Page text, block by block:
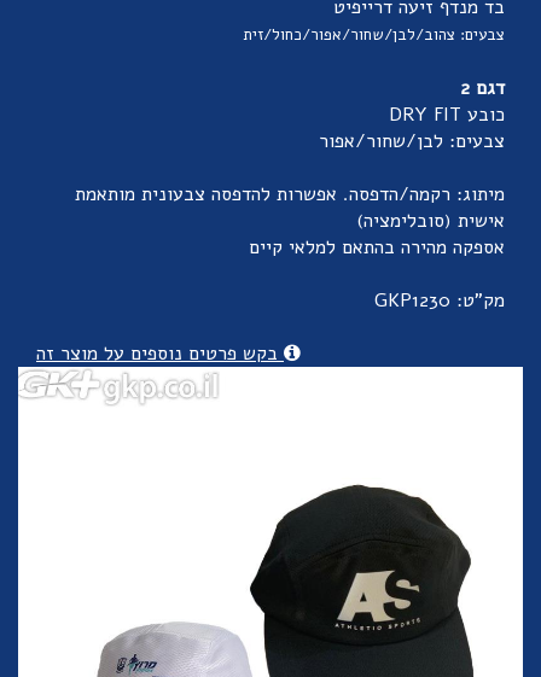
בד מנדף זיעה דרייפיט
צבעים: צהוב/לבן/שחור/אפור/כחול/זית
דגם 2
כובע DRY FIT
צבעים: לבן/שחור/אפור
מיתוג: רקמה/הדפסה. אפשרות להדפסה צבעונית מותאמת
אישית (סובלימציה)
אספקה מהירה בהתאם למלאי קיים
מק"ט: GKP1230
בקש פרטים נוספים על מוצר זה